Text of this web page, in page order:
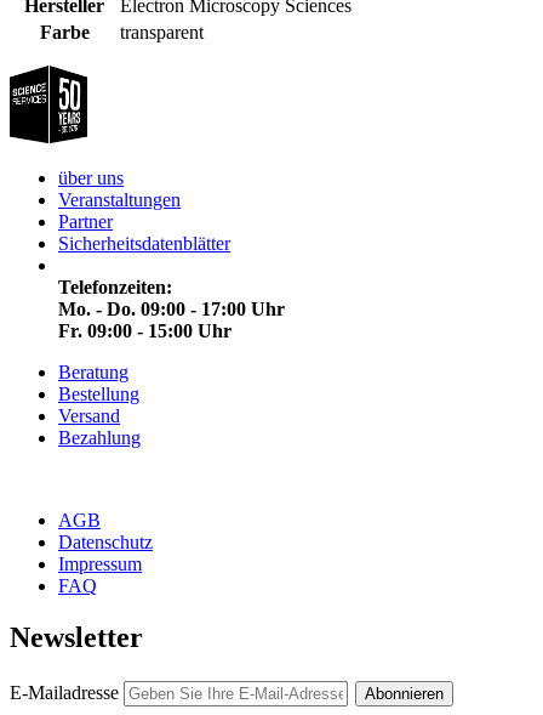
Hersteller
Electron Microscopy Sciences
Farbe
transparent
über uns
Veranstaltungen
Partner
Sicherheitsdatenblätter
Telefonzeiten:
Mo. - Do. 09:00 - 17:00 Uhr
Fr. 09:00 - 15:00 Uhr
Beratung
Bestellung
Versand
Bezahlung
AGB
Datenschutz
Impressum
FAQ
Newsletter
E-Mailadresse Abonnieren